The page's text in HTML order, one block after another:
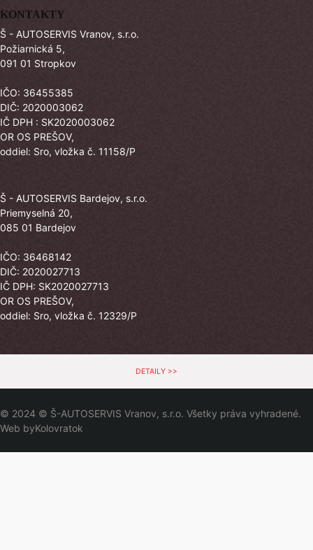
KONTAKTY
Š - AUTOSERVIS Vranov, s.r.o.
Požiarnická 5,
091 01 Stropkov
IČO: 36455385
DIČ: 2020003062
IČ DPH : SK2020003062
OR OS PREŠOV,
oddiel: Sro, vložka č. 11158/P
Š - AUTOSERVIS Bardejov, s.r.o.
Priemyselná 20,
085 01 Bardejov
IČO: 36468142
DIČ: 2020027713
IČ DPH: SK2020027713
OR OS PREŠOV,
oddiel: Sro, vložka č. 12329/P
DETAILY >>
© 2024 © Š-AUTOSERVIS Vranov, s.r.o. Všetky práva vyhradené.
Web byKolovratok